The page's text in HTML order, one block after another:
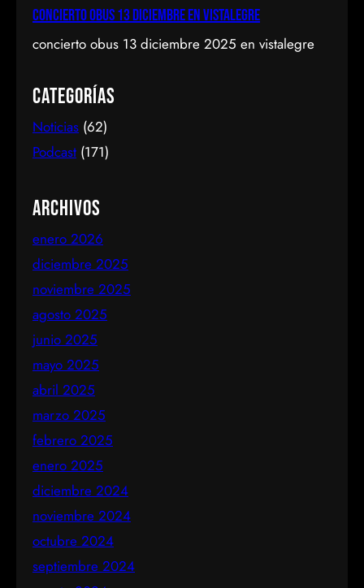
concierto obus 13 diciembre en vistalegre
concierto obus 13 diciembre 2025 en vistalegre
Categorías
Noticias (62)
Podcast (171)
Archivos
enero 2026
diciembre 2025
noviembre 2025
agosto 2025
junio 2025
mayo 2025
abril 2025
marzo 2025
febrero 2025
enero 2025
diciembre 2024
noviembre 2024
octubre 2024
septiembre 2024